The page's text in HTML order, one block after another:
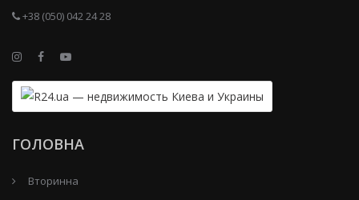
+38 (050) 042 24 28
ГОЛОВНА
Вторинна